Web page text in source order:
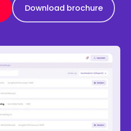
Download brochure